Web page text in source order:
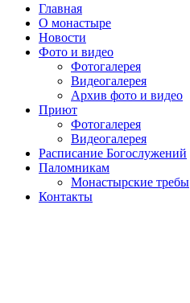
Главная
О монастыре
Новости
Фото и видео
Фотогалерея
Видеогалерея
Архив фото и видео
Приют
Фотогалерея
Видеогалерея
Расписание Богослужений
Паломникам
Монастырские требы
Контакты